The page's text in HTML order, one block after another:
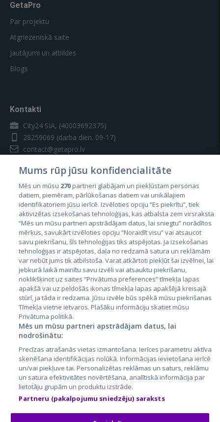
GetaPro
Par projektu
Atgriezeniskā saite
Jautājumi un atbildes
Blogs
Kontakti
City24 SIA, (40003692375)
28259069 (darba dien. 09-17)
contact@getapro.lv
Valstis
Igaunija
Latvija
Lietuva
City24.lv
City24.ee
GetaPro.lv
GetaPro.ee
Skelbiu.lt
Autoplius.lt
Aruodas.lt
CVbankas.lt
Kainos.lt
Paslaugos.lt
auto24.ee
Osta.ee
KuldneBörs.ee
Mums rūp jūsu konfidencialitāte
Mēs un mūsu 270partneri glabājam un piekļūstam personas
datiem, piemēram, pārlūkošanas datiem vai unikālajiem
identifikatoriem jūsu ierīcē. Izvēloties opciju “Es piekrītu”, tiek
aktivizētas izsekošanas tehnoloģijas, kas atbalsta zem virsraksta
“Mēs un mūsu partneri apstrādājam datus, lai sniegtu” norādītos
mērķus, savukārt izvēloties opciju “Noraidīt visu” vai atsaucot
savu piekrišanu, šīs tehnoloģijas tiks atspējotas. Ja izsekošanas
tehnoloģijas ir atspējotas, daļa no redzamā satura un reklāmām
var nebūt jums tik atbilstoša. Varat atkārtoti piekļūt šai izvēlnei, lai
jebkurā laikā mainītu savu izvēli vai atsauktu piekrišanu,
noklikšķinot uz saites “Privātuma preferences” tīmekļa lapas
apakšā vai uz peldošās ikonas tīmekļa lapas apakšējā kreisajā
stūrī, ja tāda ir redzama. Jūsu izvēle būs spēkā mūsu piekrišanas
Tīmekļa vietne ietvaros. Plašāku informāciju skatiet mūsu
Privātuma politikā.
Mēs un mūsu partneri apstrādājam datus, lai
nodrošinātu:
Precīzas atrašanās vietas izmantošana. Ierīces parametru aktīva
skenēšana identifikācijas nolūkā. Informācijas ievietošana ierīcē
un/vai piekļuve tai. Personalizētas reklāmas un saturs, reklāmu
un satura efektivitātes novērtēšana, analītiskā informācija par
lietotāju grupām un produktu izstrāde.
Partneru (pakalpojumu sniedzēju) saraksts